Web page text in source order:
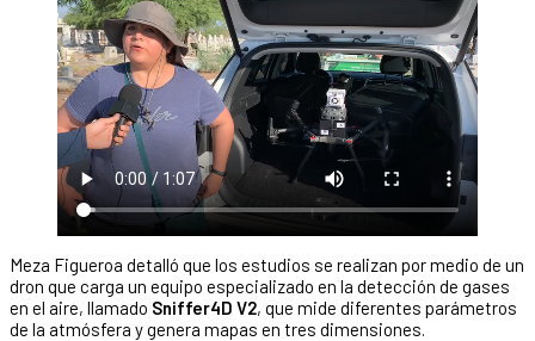
Meza Figueroa detalló que los estudios se realizan por medio de un
dron que carga un equipo especializado en la detección de gases
en el aire, llamado Sniffer4D V2, que mide diferentes parámetros
de la atmósfera y genera mapas en tres dimensiones.